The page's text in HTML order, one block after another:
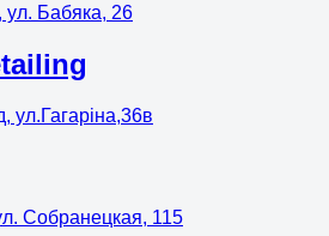
ул. Бабяка, 26
ул.Гагаріна,36в
Собранецкая, 115